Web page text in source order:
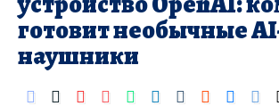
готовит необычные
наушники